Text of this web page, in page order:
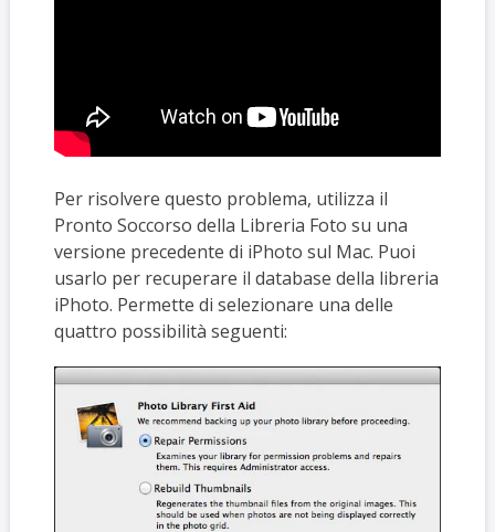
Per risolvere questo problema, utilizza il
Pronto Soccorso della Libreria Foto su una
versione precedente di iPhoto sul Mac. Puoi
usarlo per recuperare il database della libreria
iPhoto. Permette di selezionare una delle
quattro possibilità seguenti: